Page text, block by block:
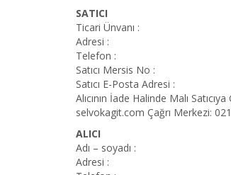
SATICI
Ticari Ünvanı :
Adresi :
Telefon :
Satıcı Mersis No :
Satıcı E-Posta Adresi :
Alıcının İade Halinde Malı
selvokagit.com Çağrı Merkezi:
ALICI
Adı – soyadı :
Adresi :